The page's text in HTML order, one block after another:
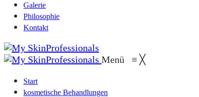
Galerie
Philosophie
Kontakt
Menü ≡ ╳
Start
kosmetische Behandlungen